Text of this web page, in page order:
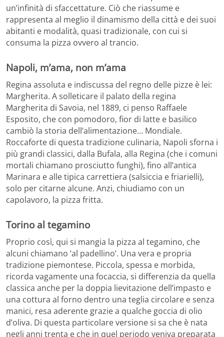
un’infinità di sfaccettature. Ciò che riassume e
rappresenta al meglio il dinamismo della città e dei suoi
abitanti e modalità, quasi tradizionale, con cui si
consuma la pizza ovvero al trancio.
Napoli, m’ama, non m’ama
Regina assoluta e indiscussa del regno delle pizze è lei:
Margherita. A solleticare il palato della regina
Margherita di Savoia, nel 1889, ci penso Raffaele
Esposito, che con pomodoro, fior di latte e basilico
cambiò la storia dell’alimentazione… Mondiale.
Roccaforte di questa tradizione culinaria, Napoli sforna i
più grandi classici, dalla Bufala, alla Regina (che i comuni
mortali chiamano prosciutto funghi), fino all’antica
Marinara e alle tipica carrettiera (salsiccia e friarielli),
solo per citarne alcune. Anzi, chiudiamo con un
capolavoro, la pizza fritta.
Torino al tegamino
Proprio così, qui si mangia la pizza al tegamino, che
alcuni chiamano ‘al padellino’. Una vera e propria
tradizione piemontese. Piccola, spessa e morbida,
ricorda vagamente una focaccia, si differenzia da quella
classica anche per la doppia lievitazione dell’impasto e
una cottura al forno dentro una teglia circolare e senza
manici, resa aderente grazie a qualche goccia di olio
d’oliva. Di questa particolare versione si sa che è nata
negli anni trenta e che in quel periodo veniva preparata